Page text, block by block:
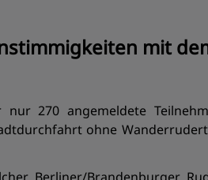
mit
270 angemeldete
ohne